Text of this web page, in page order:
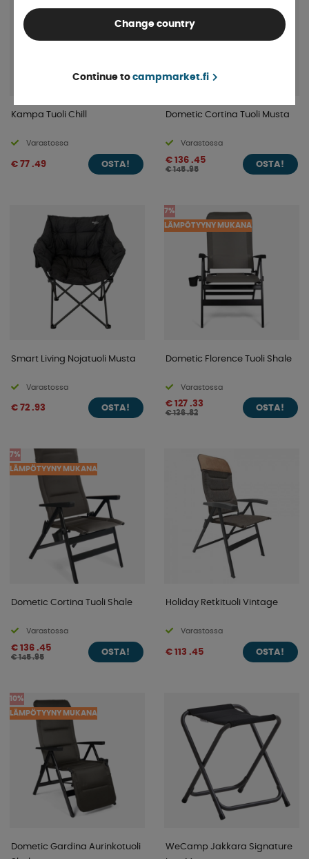
Kampa Tuoli Chill
Varastossa
€ 77 .49 OSTA!
Dometic Cortina Tuoli Musta
Varastossa
€ 136 .45
€ 145 .95
OSTA!
Smart Living Nojatuoli Musta
Varastossa
€ 72 .93 OSTA!
7%
LÄMPÖTYYNY MUKANA
Dometic Florence Tuoli Shale
Varastossa
€ 127 .33
€ 136 .82
OSTA!
7%
LÄMPÖTYYNY MUKANA
Dometic Cortina Tuoli Shale
Varastossa
€ 136 .45
€ 145 .95
OSTA!
Holiday Retkituoli Vintage
Varastossa
€ 113 .45 OSTA!
10%
LÄMPÖTYYNY MUKANA
Dometic Gardina Aurinkotuoli
WeCamp Jakkara Signature
Change country
Continue to campmarket.fi